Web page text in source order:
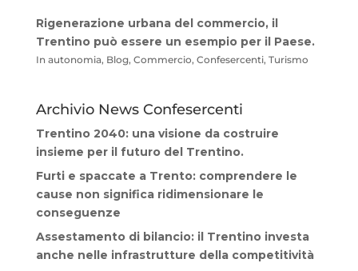
Rigenerazione urbana del commercio, il
Trentino può essere un esempio per il Paese.
In autonomia, Blog, Commercio, Confesercenti, Turismo
Archivio News Confesercenti
Trentino 2040: una visione da costruire
insieme per il futuro del Trentino.
Furti e spaccate a Trento: comprendere le
cause non significa ridimensionare le
conseguenze
Assestamento di bilancio: il Trentino investa
anche nelle infrastrutture della competitività